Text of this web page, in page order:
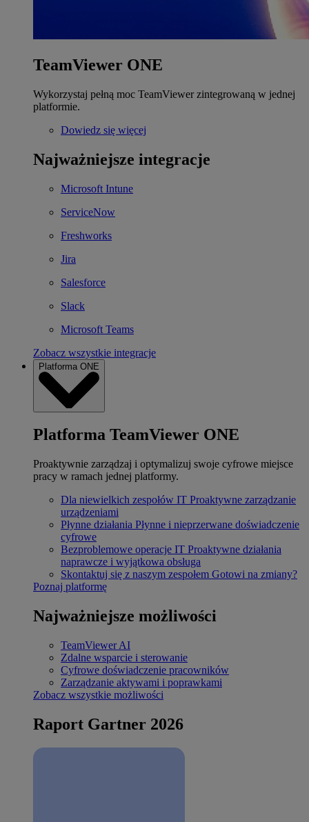
TeamViewer ONE
Wykorzystaj pełną moc TeamViewer zintegrowaną w jednej
platformie.
Dowiedz się więcej
Najważniejsze integracje
Microsoft Intune
ServiceNow
Freshworks
Jira
Salesforce
Slack
Microsoft Teams
Zobacz wszystkie integracje
Platforma ONE
Platforma TeamViewer ONE
Proaktywnie zarządzaj i optymalizuj swoje cyfrowe miejsce
pracy w ramach jednej platformy.
Dla niewielkich zespołów IT Proaktywne zarządzanie
urządzeniami
Płynne działania Płynne i nieprzerwane doświadczenie
cyfrowe
Bezproblemowe operacje IT Proaktywne działania
naprawcze i wyjątkowa obsługa
Skontaktuj się z naszym zespołem Gotowi na zmiany?
Poznaj platformę
Najważniejsze możliwości
TeamViewer AI
Zdalne wsparcie i sterowanie
Cyfrowe doświadczenie pracowników
Zarządzanie aktywami i poprawkami
Zobacz wszystkie możliwości
Raport Gartner 2026